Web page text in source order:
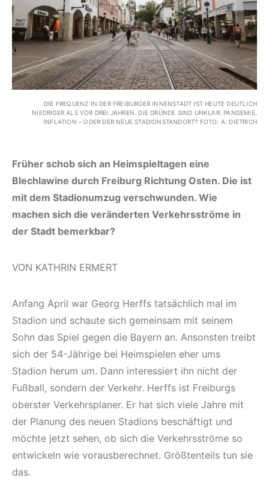
DIE FREQUENZ IN DER FREIBURGER INNENSTADT IST HEUTE DEUTLICH
NIEDRIGER ALS VOR DREI JAHREN. DIE GRÜNDE SIND UNKLAR: PANDEMIE,
INFLATION – ODER DER NEUE STADIONSTANDORT? FOTO: A. DIETRICH
Früher schob sich an Heimspieltagen eine
Blechlawine durch Freiburg Richtung Osten. Die ist
mit dem Stadionumzug verschwunden. Wie
machen sich die veränderten Verkehrsströme in
der Stadt bemerkbar?
VON KATHRIN ERMERT
Anfang April war Georg Herffs tatsächlich mal im
Stadion und schaute sich gemeinsam mit seinem
Sohn das Spiel gegen die Bayern an. Ansonsten treibt
sich der 54-Jährige bei Heimspielen eher ums
Stadion herum um. Dann interessiert ihn nicht der
Fußball, sondern der Verkehr. Herffs ist Freiburgs
oberster Verkehrsplaner. Er hat sich viele Jahre mit
der Planung des neuen Stadions beschäftigt und
möchte jetzt sehen, ob sich die Verkehrsströme so
entwickeln wie vorausberechnet. Größtenteils tun sie
das.